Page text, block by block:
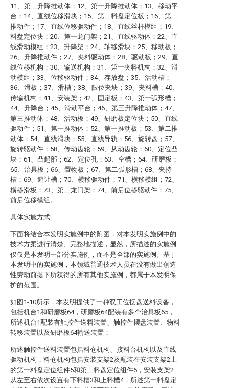
11、第二升降推动体；12、第一升降推动体；13、移动平
台；14、直线位移滑块；15、第二料盘定位板；16、第二
推动件；17、直线位移驱动件；18、直线丝杆模组；19、
料盘定位块；20、第一龙门架；21、直线驱动体；22、直
线滑动模组；23、升降架；24、轴移滑块；25、移动板；
26、升降推动件；27、夹料驱动体；28、驱动板；29、直
线位移机构；30、输送机构；31、第一夹料机构；32、滑
动模组；33、位移驱动件；34、存放盘；35、活动槽；
36、滑板；37、滑槽；38、限位夹块；39、夹料槽；40、
传输机构；41、安装架；42、固定板；43、第一弧形槽；
44、升降台；45、滑动平台；46、第三升降推动体；47、
第三推动体；48、活动板；49、研磨板定位块；50、直线
驱动件；51、第一推动体；52、第一推动板；53、第二推
动体；54、直线滑块；55、直线导轨；56、旋转盘；57、
旋转驱动件；58、传动齿轮；59、从动齿轮；60、定位凸
块；61、凸起部；62、定位孔；63、空槽；64、研磨板；
65、治具板；66、置物板；67、第二弧形槽；68、夹持
槽；69、避让槽；70、横移驱动件；71、横移模组；72、
横移滑板；73、第二龙门架；74、前后位移驱动件；75、
前后位移模组。
具体实施方式
下面将结合本发明实施例中的附图，对本发明实施例中的
技术方案进行清楚、完整地描述，显然，所描述的实施例
仅仅是本发明一部分实施例，而不是全部的实施例。基于
本发明中的实施例，本领域普通技术人员在没有做出创造
性劳动前提下所获得的所有其他实施例，都属于本发明保
护的范围。
如图1-10所示，本发明提供了一种双工位摆盘送料设备，
包括机台1和研磨板64，研磨板64配装有多个治具板65，
所述机台1配装有触控件送料装置、触控件摆盘装置、物料
转移装置以及研磨板64输送装置；
所述触控件送料装置包括料仓机构、接料台机构以及直线
驱动机构，料仓机构包括安装支架2及配装在安装支架2上
的第一料盘定位组件5和第二料盘定位组件6，安装支架2
从左至右依次设置有下料槽3和上料槽4，所述第一料盘定